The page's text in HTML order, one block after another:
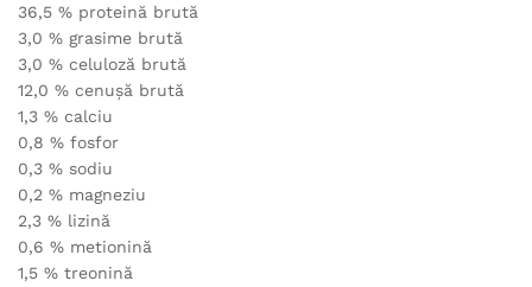
36,5 % proteină brută
3,0 % grasime brută
3,0 % celuloză brută
12,0 % cenușă brută
1,3 % calciu
0,8 % fosfor
0,3 % sodiu
0,2 % magneziu
2,3 % lizină
0,6 % metionină
1,5 % treonină